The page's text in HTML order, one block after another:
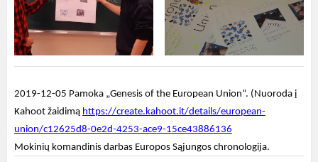
2019-12-05 Pamoka „Genesis of the European Union“. (Nuoroda į
Kahoot žaidimą https://create.kahoot.it/details/european-
union/c12625d8-0e2d-4253-ace9-15ce43886136
Mokinių komandinis darbas Europos Sąjungos chronologija.